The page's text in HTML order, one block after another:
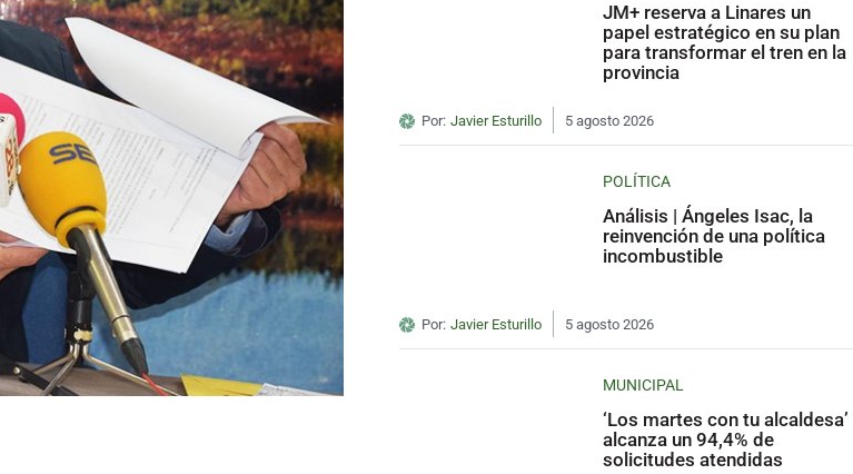
JM+ reserva a Linares un
papel estratégico en su plan
para transformar el tren en la
provincia
Por: Javier Esturillo 5 agosto 2026
POLÍTICA
Análisis | Ángeles Isac, la
reinvención de una política
incombustible
Por: Javier Esturillo 5 agosto 2026
MUNICIPAL
‘Los martes con tu alcaldesa’
alcanza un 94,4% de
solicitudes atendidas